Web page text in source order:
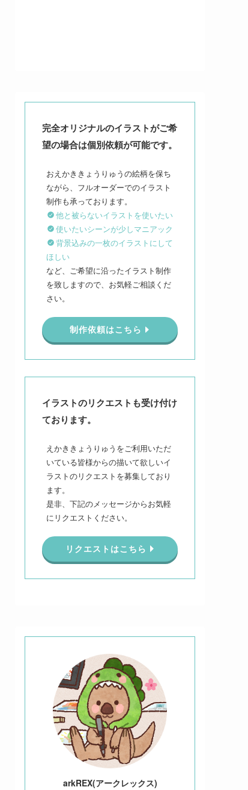
完全オリジナルのイラストがご希
望の場合は個別依頼が可能です。
おえかききょうりゅうの絵柄を保ち
ながら、フルオーダーでのイラスト
他と被らないイラストを使いたい
使いたいシーンが少しマニアック
背景込みの一枚のイラストにして
ほしい
など、ご希望に沿ったイラスト制作
を致しますので、お気軽ご相談くだ
さい。
制作依頼はこちら
イラストのリクエストも受け付け
ております。
えかききょうりゅうをご利用いただ
いている皆様からの描いて欲しいイ
ラストのリクエストを募集しており
ます。
是非、下記のメッセージからお気軽
にリクエストください。
リクエストはこちら
arkREX(アークレックス)